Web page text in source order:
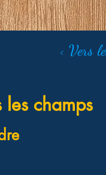
champs
< Vers